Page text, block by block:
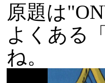
原題は
よくある
ね。